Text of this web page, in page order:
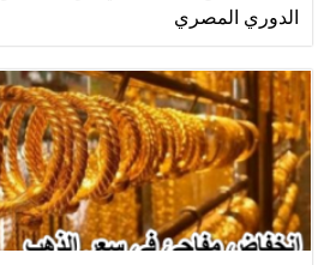
الدوري المصري